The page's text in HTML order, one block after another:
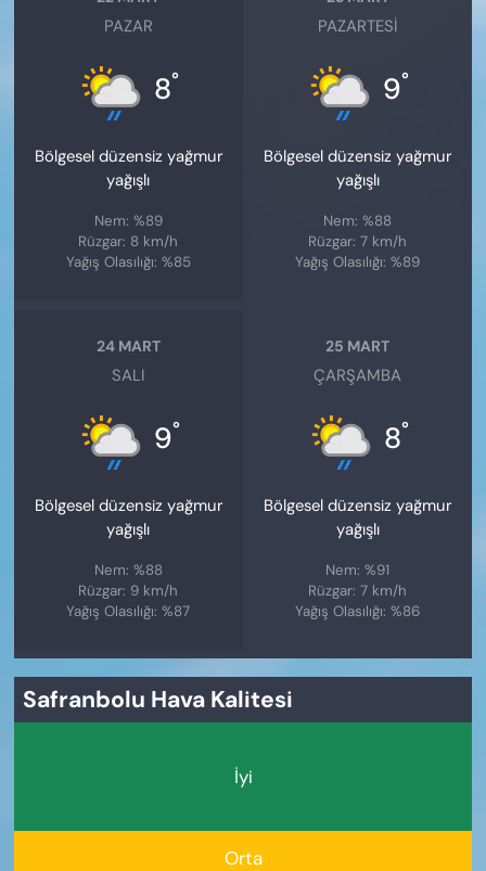
PAZAR
8°
Bölgesel düzensiz yağmur
yağışlı
Nem: %89
Rüzgar: 8 km/h
Yağış Olasılığı: %85
PAZARTESI
9°
Bölgesel düzensiz yağmur
yağışlı
Nem: %88
Rüzgar: 7 km/h
Yağış Olasılığı: %89
24 MART
SALI
9°
Bölgesel düzensiz yağmur
yağışlı
Nem: %88
Rüzgar: 9 km/h
Yağış Olasılığı: %87
25 MART
ÇARŞAMBA
8°
Bölgesel düzensiz yağmur
yağışlı
Nem: %91
Rüzgar: 7 km/h
Yağış Olasılığı: %86
Safranbolu Hava Kalitesi
İyi
Orta